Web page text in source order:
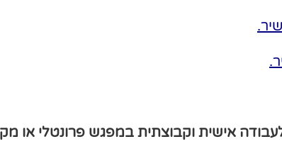
.
.
אישית וקבוצתית במפגש פרונטלי או